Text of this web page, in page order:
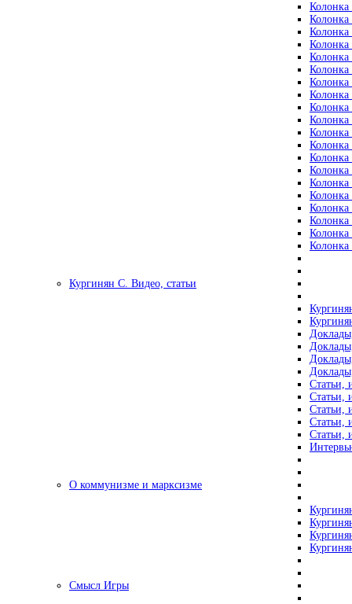
Колонка
Колонка
Колонка
Колонка
Колонка
Колонка
Колонка
Колонка
Колонка
Колонка
Колонка
Колонка
Колонка
Колонка
Колонка
Колонка
Колонка
Колонка
Колонка
Колонка
Кургинян С. Видео, статьи
Статьи,
Статьи,
Статьи,
Статьи,
Статьи,
О коммунизме и марксизме
Смысл Игры